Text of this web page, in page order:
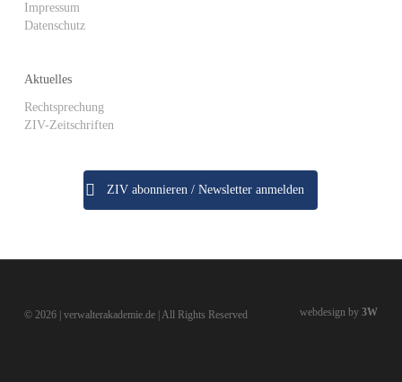
Impressum
Datenschutz
Aktuelles
Rechtsprechung
ZIV-Zeitschriften
ZIV abonnieren / Newsletter anmelden
© 2026 | verwalterakademie.de | All Rights Reserved webdesign by3W